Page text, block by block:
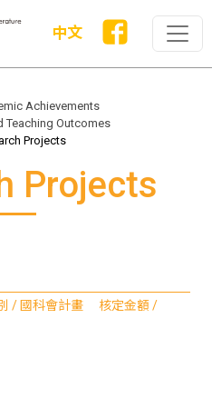
中文
Achievements
Teaching Outcomes
Projects
Projects
/ 國科會計畫 核定金額 /